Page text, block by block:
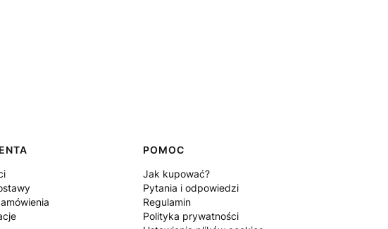
POMOC
Jak kupować?
Pytania i odpowiedzi
Regulamin
Polityka prywatności